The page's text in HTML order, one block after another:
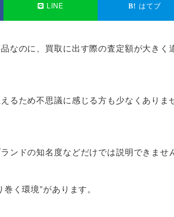
LINE はてブ
なのに、買取に出す際の査定額が大きく
るため不思議に感じる方も少なくありま
ンドの知名度などだけでは説明できませ
く環境”があります。